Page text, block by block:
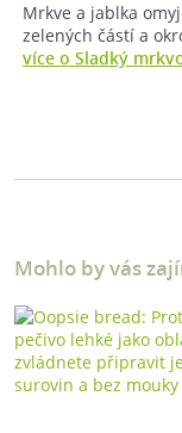
Mrkve a jablka
zelených částí a
více o Sladký
Mohlo by vás